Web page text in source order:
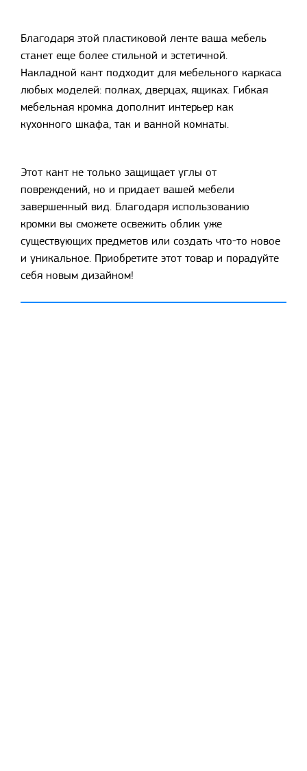
Благодаря этой пластиковой ленте ваша мебель
станет еще более стильной и эстетичной.
Накладной кант подходит для мебельного каркаса
любых моделей: полках, дверцах, ящиках. Гибкая
мебельная кромка дополнит интерьер как
кухонного шкафа, так и ванной комнаты.
Этот кант не только защищает углы от
повреждений, но и придает вашей мебели
завершенный вид. Благодаря использованию
кромки вы сможете освежить облик уже
существующих предметов или создать что-то новое
и уникальное. Приобретите этот товар и порадуйте
себя новым дизайном!